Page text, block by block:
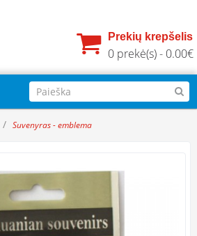
Prekių krepšelis
0 prekė(s) - 0.00€
Suvenyras - emblema